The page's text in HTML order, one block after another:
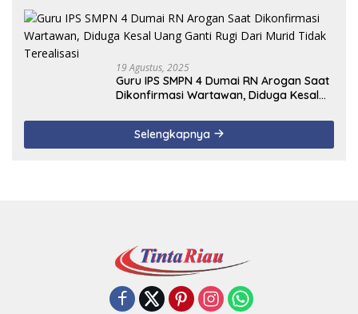
19 Agustus, 2025
Guru IPS SMPN 4 Dumai RN Arogan Saat
Dikonfirmasi Wartawan, Diduga Kesal
Terealisasi
Selengkapnya